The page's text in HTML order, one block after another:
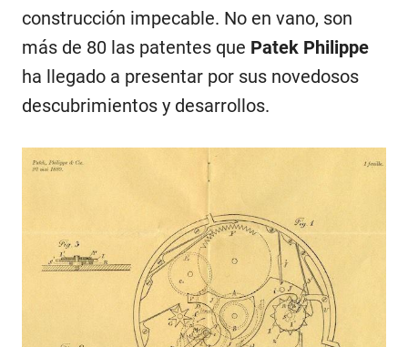
construcción impecable. No en vano, son
más de 80 las patentes que Patek Philippe
ha llegado a presentar por sus novedosos
descubrimientos y desarrollos.